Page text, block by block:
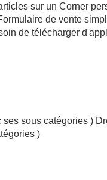
sur un Corner
de vente
de télécharger
sous catégories )
)